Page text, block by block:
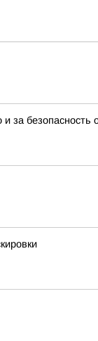
за безопасность